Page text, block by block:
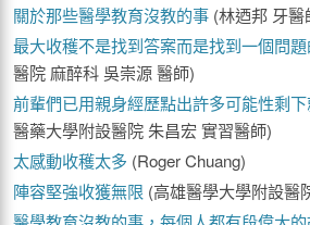
關於那些醫學教育沒教的事 (林迺邦 牙醫
最大收穫不是找到答案而是找到一個問
醫院 麻醉科 吳崇源 醫師)
前輩們已用親身經歷點出許多可能性剩
醫藥大學附設醫院 朱昌宏 實習醫師)
太感動收穫太多 (Roger Chuang)
陣容堅強收獲無限 (高雄醫學大學附設醫